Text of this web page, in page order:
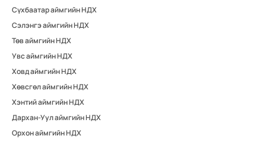
Сүхбаатар аймгийн НДХ
Сэлэнгэ аймгийн НДХ
Төв аймгийн НДХ
Увс аймгийн НДХ
Ховд аймгийн НДХ
Хөвсгөл аймгийн НДХ
Хэнтий аймгийн НДХ
Дархан-Уул аймгийн НДХ
Орхон аймгийн НДХ